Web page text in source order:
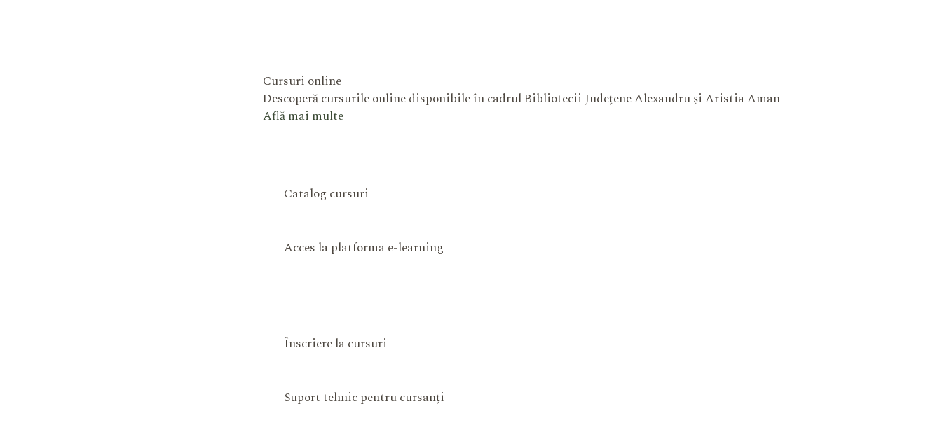
Cursuri online
Descoperă cursurile online disponibile în cadrul Bibliotecii Județene Alexandru și Aristia Aman
Află mai multe
Catalog cursuri
Acces la platforma e-learning
Înscriere la cursuri
Suport tehnic pentru cursanți